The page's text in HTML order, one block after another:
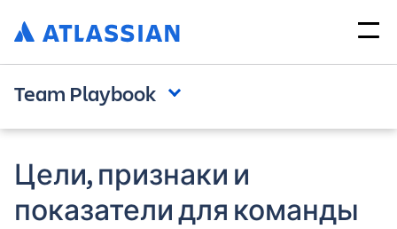
Team Playbook
Цели, признаки и
показатели для команды